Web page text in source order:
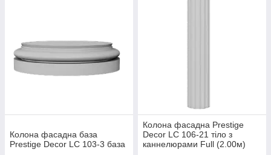
Колона фасадна база
Prestige Decor LC 103-3 база
Колона фасадна Prestige
Decor LC 106-21 тіло з
каннелюрами Full (2.00м)